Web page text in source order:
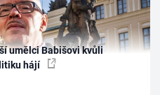
umělci Babišovi kvůli
hájí